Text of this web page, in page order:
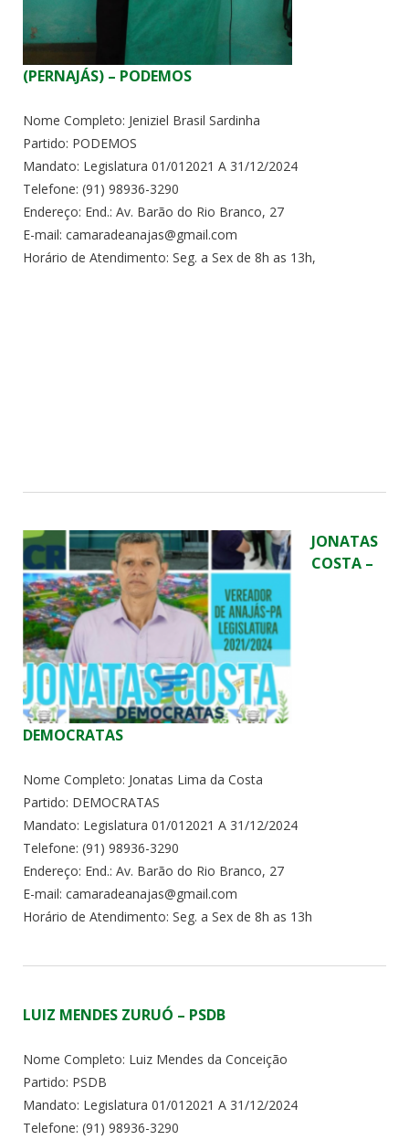
(PERNAJÁS) – PODEMOS
Nome Completo: Jeniziel Brasil Sardinha
Partido: PODEMOS
Mandato: Legislatura 01/012021 A 31/12/2024
Telefone: (91) 98936-3290
Endereço: End.: Av. Barão do Rio Branco, 27
E-mail: camaradeanajas@gmail.com
Horário de Atendimento: Seg. a Sex de 8h as 13h,
JONATAS
COSTA –
DEMOCRATAS
Nome Completo: Jonatas Lima da Costa
Partido: DEMOCRATAS
Mandato: Legislatura 01/012021 A 31/12/2024
Telefone: (91) 98936-3290
Endereço: End.: Av. Barão do Rio Branco, 27
E-mail: camaradeanajas@gmail.com
Horário de Atendimento: Seg. a Sex de 8h as 13h
LUIZ MENDES ZURUÓ – PSDB
Nome Completo: Luiz Mendes da Conceição
Partido: PSDB
Mandato: Legislatura 01/012021 A 31/12/2024
Telefone: (91) 98936-3290